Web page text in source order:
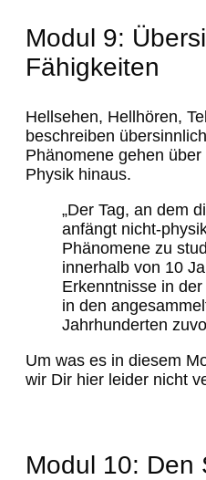
Modul 9:
Fähigkeiten
Hellsehen, Hellhören,
beschreiben
Phänomene gehen
Physik hinaus.
„Der Tag, an dem
anfängt nicht-
Phänomene zu
innerhalb von 10
Erkenntnisse in
in den
Jahrhunderten
Um was es in diesem
wir Dir hier leider nicht
Modul 10: Den